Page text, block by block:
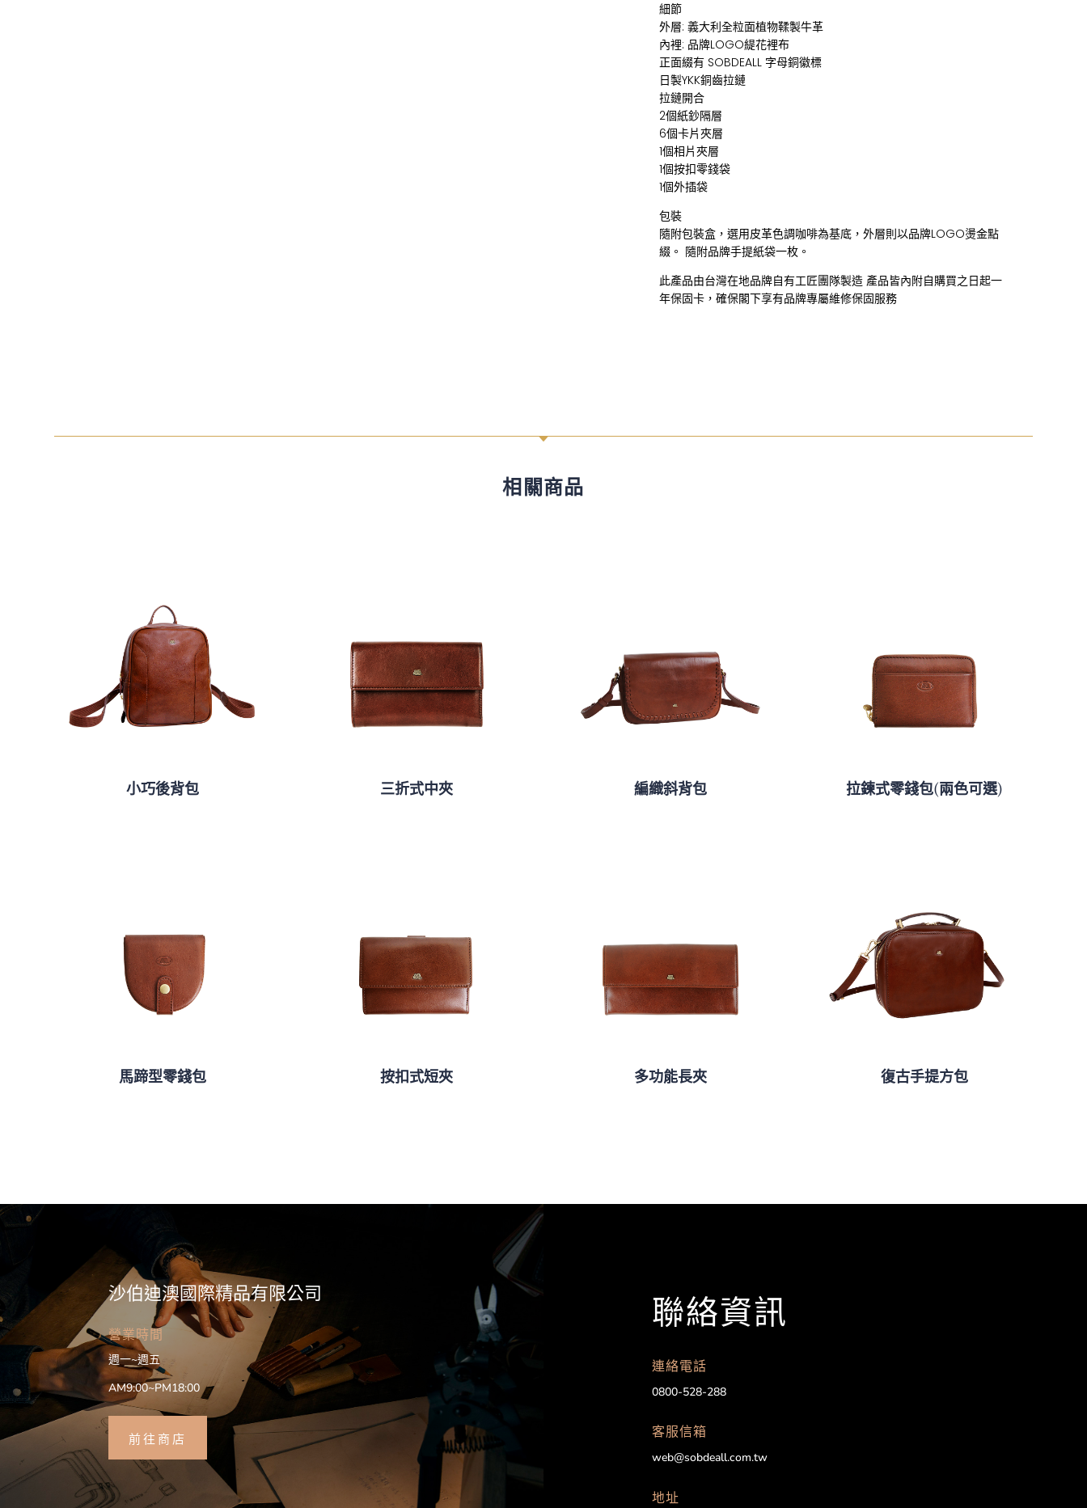
細節
外層: 義大利全粒面植物鞣製牛革
內裡: 品牌LOGO緹花裡布
正面綴有 SOBDEALL 字母銅徽標
日製YKK銅齒拉鏈
拉鏈開合
2個紙鈔隔層
6個卡片夾層
1個相片夾層
1個按扣零錢袋
1個外插袋
包裝
隨附包裝盒，選用皮革色調咖啡為基底，外層則以品牌LOGO燙金點
綴。 隨附品牌手提紙袋一枚。
此產品由台灣在地品牌自有工匠團隊製造 產品皆內附自購買之日起一
年保固卡，確保閣下享有品牌專屬維修保固服務
C
相關商品
小巧後背包 三折式中夾 編織斜背包 拉鍊式零錢包(兩色可選)
馬蹄型零錢包 按扣式短夾 多功能長夾 復古手提方包
沙伯迪澳國際精品有限公司
營業時間
週一~週五
AM9:00~PM18:00
前往商店
聯絡資訊
連絡電話
0800-528-288
客服信箱
web@sobdeall.com.tw
地址